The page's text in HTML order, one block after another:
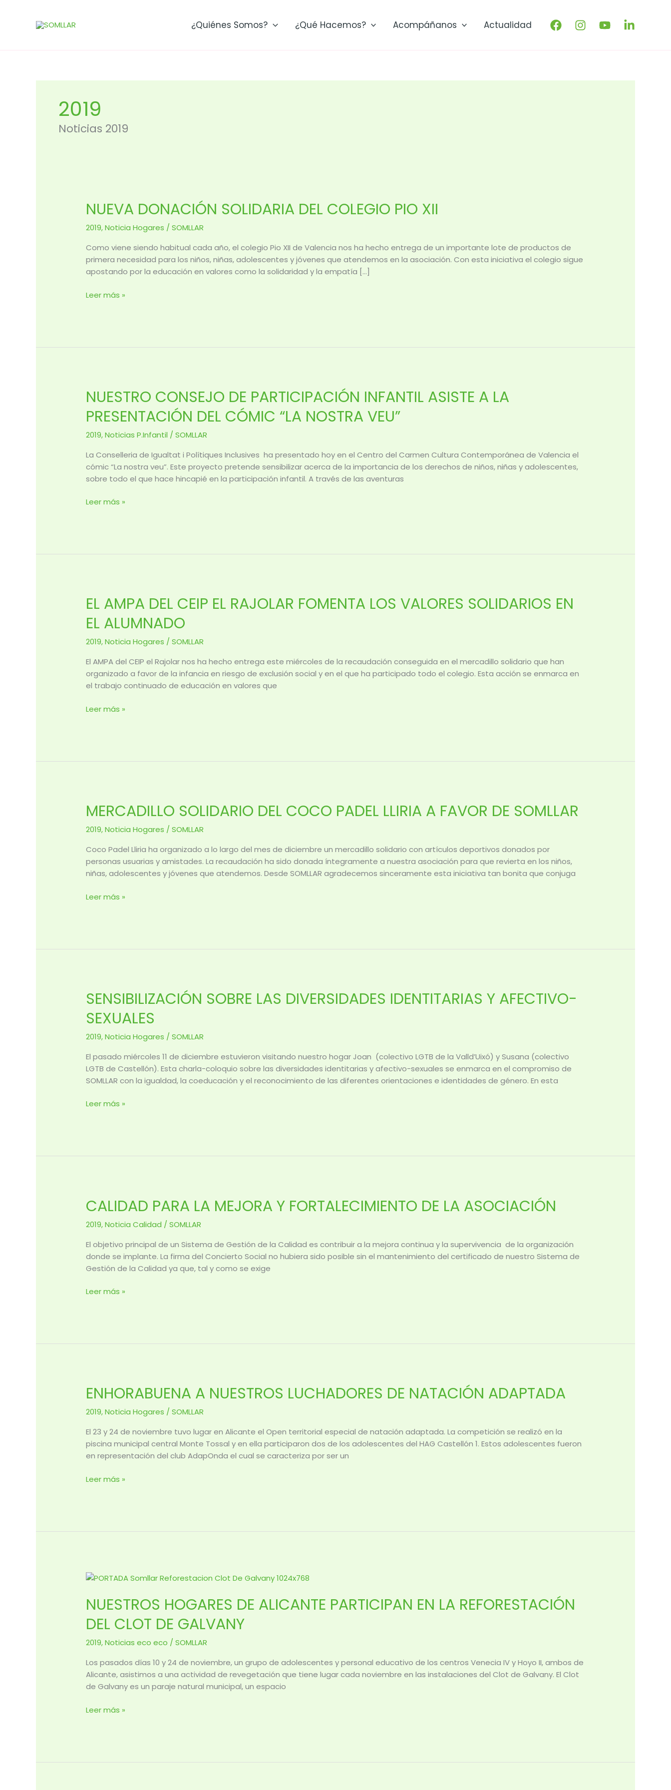
contenido
¿Quiénes Somos? ¿Qué Hacemos? Acompáñanos Actualidad
2019
Noticias 2019
NUEVA DONACIÓN SOLIDARIA DEL COLEGIO PIO XII
2019,Noticia Hogares /SOMLLAR
Como viene siendo habitual cada año, el colegio Pio XII de Valencia nos ha hecho entrega de un importante lote de productos de
primera necesidad para los niños, niñas, adolescentes y jóvenes que atendemos en la asociación. Con esta iniciativa el colegio sigue
apostando por la educación en valores como la solidaridad y la empatía […]
NUEVA
DONACIÓN
SOLIDARIA
COLEGIO
PIO
XII
Leer más »
NUESTRO CONSEJO DE PARTICIPACIÓN INFANTIL ASISTE A LA
PRESENTACIÓN DEL CÓMIC “LA NOSTRA VEU”
2019,Noticias P.Infantil /SOMLLAR
La Conselleria de Igualtat i Polítiques Inclusives ha presentado hoy en el Centro del Carmen Cultura Contemporánea de Valencia el
cómic “La nostra veu”. Este proyecto pretende sensibilizar acerca de la importancia de los derechos de niños, niñas y adolescentes,
sobre todo el que hace hincapié en la participación infantil. A través de las aventuras
NUESTRO
CONSEJO
DE
INFANTIL
ASISTE
A
LA
DEL
Leer más »
EL AMPA DEL CEIP EL RAJOLAR FOMENTA LOS VALORES SOLIDARIOS EN
EL ALUMNADO
2019,Noticia Hogares /SOMLLAR
El AMPA del CEIP el Rajolar nos ha hecho entrega este miércoles de la recaudación conseguida en el mercadillo solidario que han
organizado a favor de la infancia en riesgo de exclusión social y en el que ha participado todo el colegio. Esta acción se enmarca en
el trabajo continuado de educación en valores que
EL
AMPA
DEL
EL
RAJOLAR
FOMENTA
LOS
SOLIDARIOS
Leer más »
MERCADILLO SOLIDARIO DEL COCO PADEL LLIRIA A FAVOR DE SOMLLAR
2019,Noticia Hogares /SOMLLAR
Coco Padel Lliria ha organizado a lo largo del mes de diciembre un mercadillo solidario con artículos deportivos donados por
personas usuarias y amistades. La recaudación ha sido donada íntegramente a nuestra asociación para que revierta en los niños,
niñas, adolescentes y jóvenes que atendemos. Desde SOMLLAR agradecemos sinceramente esta iniciativa tan bonita que conjuga
MERCADILLO
SOLIDARIO
DEL
PADEL
LLIRIA
A
DE
Leer más »
SENSIBILIZACIÓN SOBRE LAS DIVERSIDADES IDENTITARIAS Y AFECTIVO-
SEXUALES
2019,Noticia Hogares /SOMLLAR
El pasado miércoles 11 de diciembre estuvieron visitando nuestro hogar Joan (colectivo LGTB de la Valld’Uixó) y Susana (colectivo
LGTB de Castellón). Esta charla-coloquio sobre las diversidades identitarias y afectivo-sexuales se enmarca en el compromiso de
SOMLLAR con la igualdad, la coeducación y el reconocimiento de las diferentes orientaciones e identidades de género. En esta
SENSIBILIZACIÓN
SOBRE
LAS
IDENTITARIAS
Y
AFECTIVO-
SEXUALES
Leer más »
CALIDAD PARA LA MEJORA Y FORTALECIMIENTO DE LA ASOCIACIÓN
2019,Noticia Calidad /SOMLLAR
El objetivo principal de un Sistema de Gestión de la Calidad es contribuir a la mejora continua y la supervivencia de la organización
donde se implante. La firma del Concierto Social no hubiera sido posible sin el mantenimiento del certificado de nuestro Sistema de
Gestión de la Calidad ya que, tal y como se exige
CALIDAD
PARA
LA
Y
FORTALECIMIENTO
DE
ASOCIACIÓN
Leer más »
ENHORABUENA A NUESTROS LUCHADORES DE NATACIÓN ADAPTADA
2019,Noticia Hogares /SOMLLAR
El 23 y 24 de noviembre tuvo lugar en Alicante el Open territorial especial de natación adaptada. La competición se realizó en la
piscina municipal central Monte Tossal y en ella participaron dos de los adolescentes del HAG Castellón 1. Estos adolescentes fueron
en representación del club AdapOnda el cual se caracteriza por ser un
ENHORABUENA
A
NUESTROS
DE
NATACIÓN
ADAPTADA
Leer más »
NUESTROS HOGARES DE ALICANTE PARTICIPAN EN LA REFORESTACIÓN
DEL CLOT DE GALVANY
2019,Noticias eco eco /SOMLLAR
Los pasados días 10 y 24 de noviembre, un grupo de adolescentes y personal educativo de los centros Venecia IV y Hoyo II, ambos de
Alicante, asistimos a una actividad de revegetación que tiene lugar cada noviembre en las instalaciones del Clot de Galvany. El Clot
de Galvany es un paraje natural municipal, un espacio
NUESTROS
DE
ALICANTE
PARTICIPAN
REFORESTACIÓN
DEL
CLOT
GALVANY
Leer más »